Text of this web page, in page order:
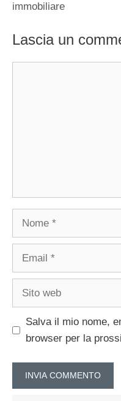
immobiliare
Lascia un
Nome
Email
Sito
Salva il mio nome,
browser per la